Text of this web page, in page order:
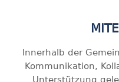
Innerhalb der
Kommunikation,
Unterstützung